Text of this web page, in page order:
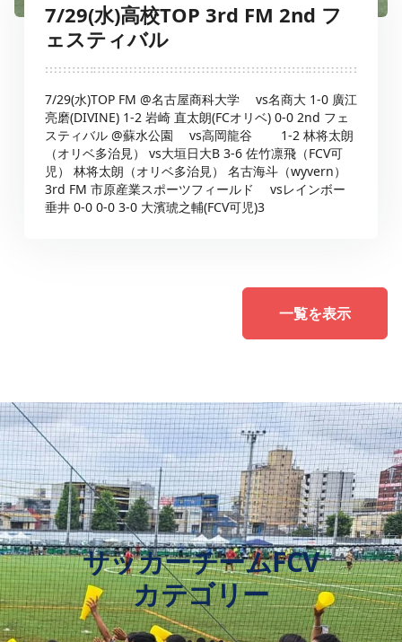
7/29(水)高校TOP 3rd FM 2nd フ
ェスティバル
7/29(水)TOP FM @名古屋商科大学 vs名商大 1-0 廣江
亮磨(DIVINE) 1-2 岩崎 直太朗(FCオリベ) 0-0 2nd フェ
スティバル @蘇水公園 vs高岡龍谷 1-2 林将太朗
（オリベ多治見） vs大垣日大B 3-6 佐竹凛飛（FCV可
児） 林将太朗（オリベ多治見） 名古海斗（wyvern）
3rd FM 市原産業スポーツフィールド vsレインボー
垂井 0-0 0-0 3-0 大濱琥之輔(FCV可児)3
一覧を表示
サッカーチームFCV
カテゴリー